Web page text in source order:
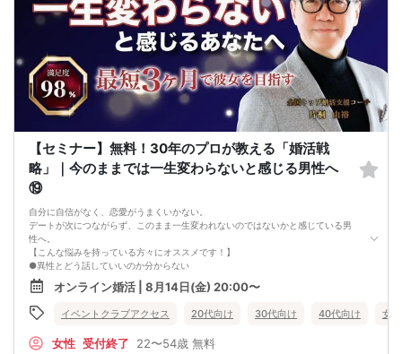
それを自然に伝えられる自分に変わることで、
好きな女性から選ばれるようになります。
婚活戦略セミナーでは、恋愛や婚活で悩む男性が
短期間で変化と成果を実感できる方法をお伝えします。
【注意事項】
・セミナー中はカメラをオン（お顔を出して）での受講をお願いします。
（屋外、車内からのご参加や、途中入室、退出はご遠慮下さい。）
【キャンセル規定】
セミナー準備の都合上、当日無断キャンセルの場合は、3,000円のキャンセル料を
お支払いいただきます。
【セミナー】無料！30年のプロが教える「婚活戦
略」｜今のままでは一生変わらないと感じる男性へ
⑲
自分に自信がなく、恋愛がうまくいかない。
デートが次につながらず、このまま一生変われないのではないかと感じている男
性へ。
【こんな悩みを持っている方々にオススメです！】
●異性とどう話していいのか分からない
●婚活パーティー、合コンで上手くいかない
●デートやお見合いが２回目につながらない
●今のままでは一生変わらない気がする
●異性から断られると、自分の人格を否定されている気分になる
最短3ヶ月で彼女ができる可能性を高め、1年以内の結婚を目指すための
オンライン婚活 | 8月14日(金) 20:00〜
イベントクラブアクセス 20代向け 30代向け 40代向け 女
女性 受付終了 22〜54歳 無料